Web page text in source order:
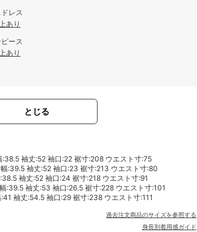
レス
あり
ース
あり
とじる
袖丈:52 袖口:22 裾寸:208 ウエスト寸:75
:39.5 袖丈:52 袖口:23 裾寸:213 ウエスト寸:80
袖丈:52 袖口:24 裾寸:218 ウエスト寸:91
:39.5 袖丈:53 袖口:26.5 裾寸:228 ウエスト寸:101
袖丈:54.5 袖口:29 裾寸:238 ウエスト寸:111
過去注文商品のサイズを参照する
身長別着用感ガイド